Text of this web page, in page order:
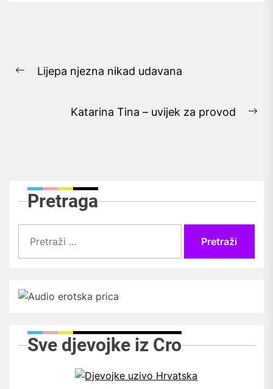
objava
Previous
Lijepa njezna nikad udavana
Katarina Tina – uvijek za provod
Pretraga
Sve djevojke iz Cro